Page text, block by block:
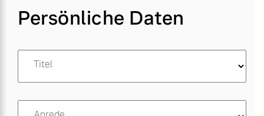
Persönliche Daten
Titel